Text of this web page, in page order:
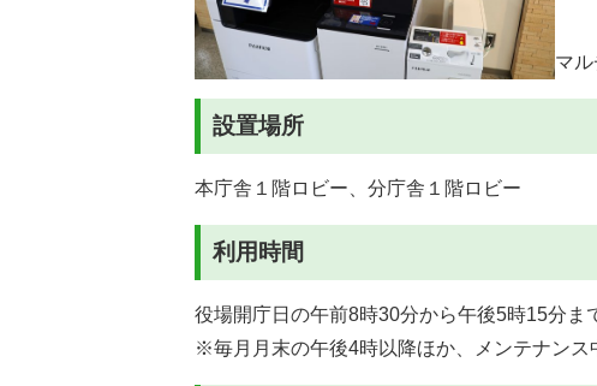
マ
設置場所
本庁舎１階ロビー、分庁舎１階ロビー
利用時間
役場開庁日の午前8時30分から午後5時15分ま
※毎月月末の午後4時以降ほか、メンテナンス